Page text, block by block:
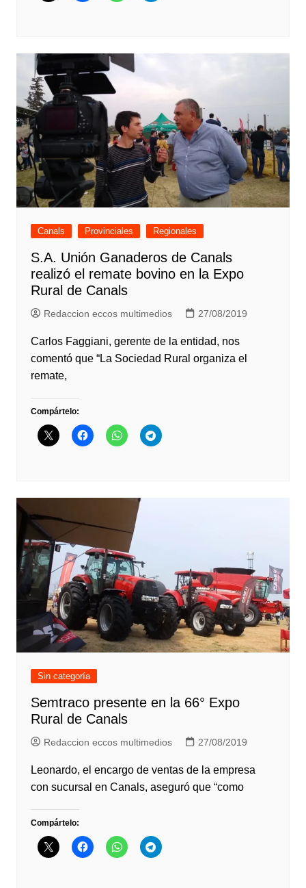
Canals Provinciales Regionales
S.A. Unión Ganaderos de Canals
realizó el remate bovino en la Expo
Rural de Canals
Redaccion eccos multimedios 27/08/2019
Carlos Faggiani, gerente de la entidad, nos
comentó que “La Sociedad Rural organiza el
remate,
Compártelo:
Sin categoría
Semtraco presente en la 66° Expo
Rural de Canals
Redaccion eccos multimedios 27/08/2019
Leonardo, el encargo de ventas de la empresa
con sucursal en Canals, aseguró que “como
Compártelo: